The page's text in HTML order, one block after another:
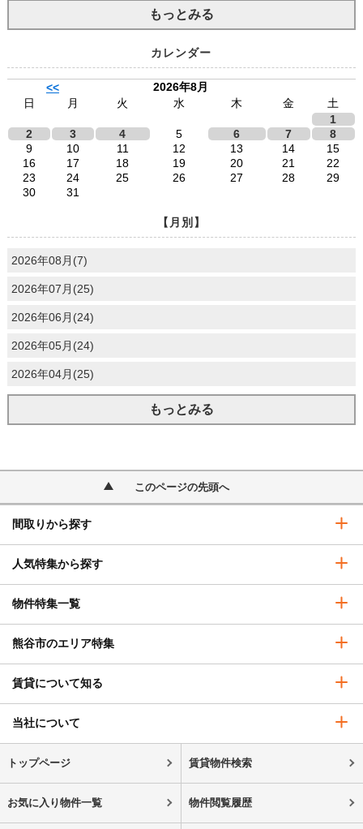
もっとみる
カレンダー
<<
2026年8月
日
月 火 水 木 金
土
1
2
3 4 5 6 7
8
9
10 11 12 13 14
15
16
17 18 19 20 21
22
23
24 25 26 27 28
29
30
31
【月別】
2026年08月(7)
2026年07月(25)
2026年06月(24)
2026年05月(24)
2026年04月(25)
もっとみる
このページの先頭へ
間取りから探す
人気特集から探す
物件特集一覧
熊谷市のエリア特集
賃貸について知る
当社について
トップページ 賃貸物件検索
お気に入り物件一覧 物件閲覧履歴